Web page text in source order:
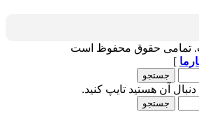
]
جستجو
آن هستید تایپ کنید.
جستجو